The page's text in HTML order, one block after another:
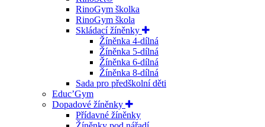
RinoGym školka
RinoGym škola
Skládací žíněnky
Žíněnka 4-dílná
Žíněnka 5-dílná
Žíněnka 6-dílná
Žíněnka 8-dílná
Sada pro předškolní děti
Educ’Gym
Dopadové žíněnky
Přídavné žíněnky